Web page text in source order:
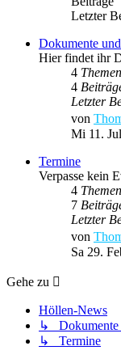
Letzter
Dokumente
Hier findet ihr
4 Themen
4
Letzter
von
Mi 11.
Termine
Verpasse kein
4 Themen
7
Letzter
von
Sa 29.
Gehe zu
Höllen-News
↳ Dokumente
↳ Termine